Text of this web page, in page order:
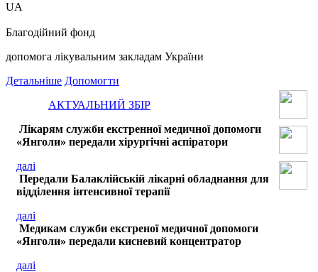
UA
Благодійний фонд
допомога лікувальним закладам України
Детальніше Допомогти
АКТУАЛЬНИЙ ЗБІР
Лікарям служби екстренної медичної допомоги
«Янголи» передали хірургічні аспіратори
далі
Передали Балаклійській лікарні обладнання для
відділення інтенсивної терапії
далі
Медикам служби екстреної медичної допомоги
«Янголи» передали кисневий концентратор
далі